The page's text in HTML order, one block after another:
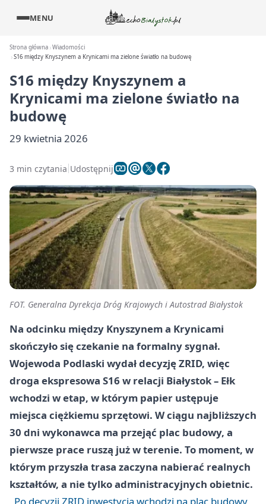
MENU
Strona główna Wiadomości
S16 między Knyszynem a Krynicami ma zielone światło na budowę
S16 między Knyszynem a
Krynicami ma zielone światło na
budowę
29 kwietnia 2026
3 min czytania Udostępnij
FOT. Generalna Dyrekcja Dróg Krajowych i Autostrad Białystok
Na odcinku między Knyszynem a Krynicami
skończyło się czekanie na formalny sygnał.
Wojewoda Podlaski wydał decyzję ZRID, więc
droga ekspresowa S16 w relacji Białystok – Ełk
wchodzi w etap, w którym papier ustępuje
miejsca ciężkiemu sprzętowi. W ciągu najbliższych
30 dni wykonawca ma przejąć plac budowy, a
pierwsze prace ruszą już w terenie. To moment, w
którym przyszła trasa zaczyna nabierać realnych
kształtów, a nie tylko administracyjnych obietnic.